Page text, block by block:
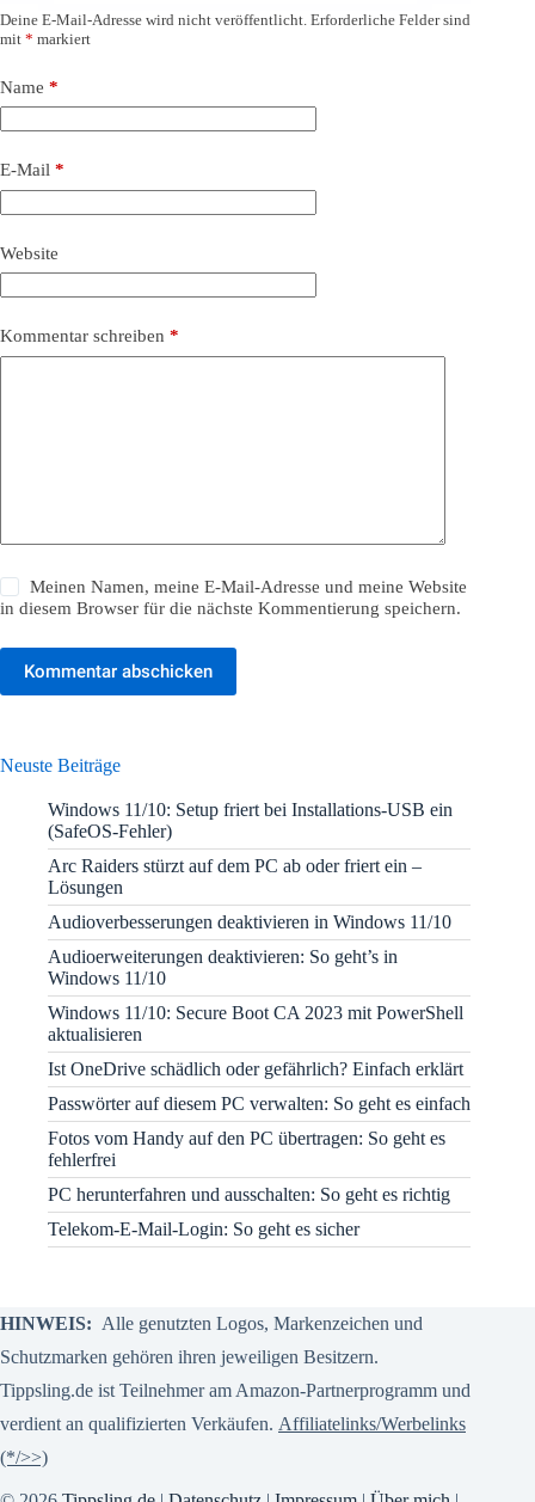
Deine E-Mail-Adresse wird nicht veröffentlicht. Erforderliche Felder sind
mit * markiert
Name *
E-Mail *
Website
Kommentar schreiben *
Meinen Namen, meine E-Mail-Adresse und meine Website
in diesem Browser für die nächste Kommentierung speichern.
Kommentar abschicken
Neuste Beiträge
Windows 11/10: Setup friert bei Installations-USB ein
(SafeOS-Fehler)
Arc Raiders stürzt auf dem PC ab oder friert ein –
Lösungen
Audioverbesserungen deaktivieren in Windows 11/10
Audioerweiterungen deaktivieren: So geht’s in
Windows 11/10
Windows 11/10: Secure Boot CA 2023 mit PowerShell
aktualisieren
Ist OneDrive schädlich oder gefährlich? Einfach erklärt
Passwörter auf diesem PC verwalten: So geht es einfach
Fotos vom Handy auf den PC übertragen: So geht es
fehlerfrei
PC herunterfahren und ausschalten: So geht es richtig
Telekom-E-Mail-Login: So geht es sicher
HINWEIS: Alle genutzten Logos, Markenzeichen und
Schutzmarken gehören ihren jeweiligen Besitzern.
Tippsling.de ist Teilnehmer am Amazon-Partnerprogramm und
verdient an qualifizierten Verkäufen. Affiliatelinks/Werbelinks
(*/>>)